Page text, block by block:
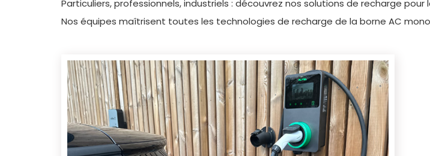
Particuliers, professionnels, industriels : découvrez nos solutions de recharge pour
Nos équipes maîtrisent toutes les technologies de recharge de la borne AC